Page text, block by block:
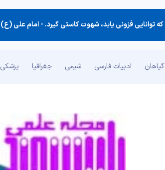
توانایی فزونی یابد، شهوت كاستی گیرد. -امام علی (ع)
ادبیات فارسی شیمی جغرافیا پزشکی